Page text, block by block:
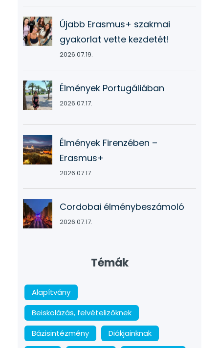
Újabb Erasmus+ szakmai
gyakorlat vette kezdetét!
2026.07.19.
Élmények Portugáliában
2026.07.17.
Élmények Firenzében –
Erasmus+
2026.07.17.
Cordobai élménybeszámoló
2026.07.17.
Témák
Alapítvány
Beiskolázás, felvételizőknek
Bázisintézmény
Diákjainknak